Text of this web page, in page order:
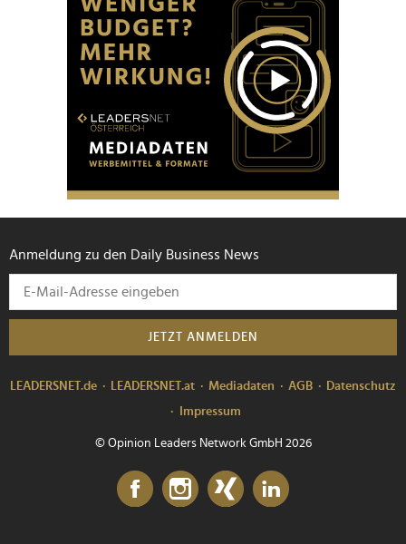
Anmeldung zu den Daily Business News
JETZT ANMELDEN
LEADERSNET.de LEADERSNET.at Mediadaten AGB
Datenschutz
Impressum
© Opinion Leaders Network GmbH 2026